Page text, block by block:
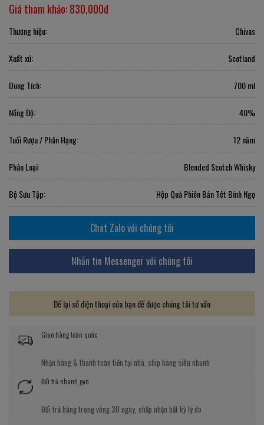
Giá tham khảo:830,000đ
Thương hiệu: Chivas
Xuất xứ: Scotland
Dung Tích: 700 ml
Nồng Độ: 40%
Tuổi Rượu / Phân Hạng: 12 năm
Phân Loại: Blended Scotch Whisky
Bộ Sưu Tập: Hộp Quà Phiên Bản Tết Bính Ngọ
Chat Zalo với chúng tôi
Nhắn tin Messenger với chúng tôi
Để lại số điện thoại của bạn để được chúng tôi tư vấn
Giao hàng toàn quốc
Nhận hàng & thanh toán tiền tại nhà, ship hàng siêu nhanh
Đổi trả nhanh gọn
Đổi trả hàng trong vòng 30 ngày, chấp nhận bất kỳ lý do